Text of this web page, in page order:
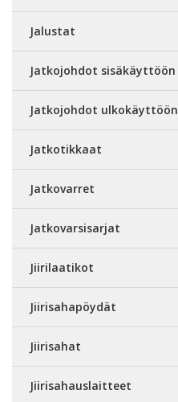
Jalustat
Jatkojohdot sisäkäyttöön
Jatkojohdot ulkokäyttöön
Jatkotikkaat
Jatkovarret
Jatkovarsisarjat
Jiirilaatikot
Jiirisahapöydät
Jiirisahat
Jiirisahauslaitteet